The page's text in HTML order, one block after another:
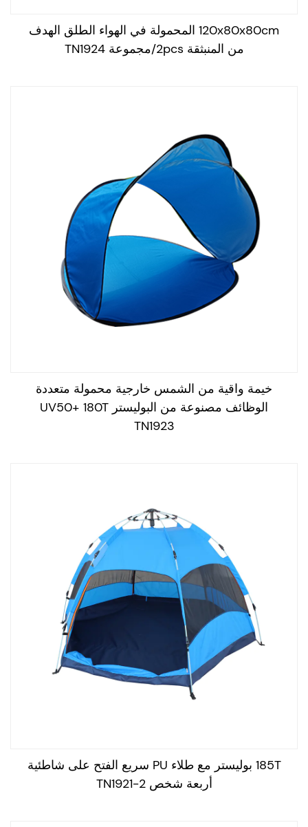
120x80x80cm المحمولة في الهواء الطلق الهدف
من المنبثقة 2pcs/مجموعة TN1924
خيمة واقية من الشمس خارجية محمولة متعددة
الوظائف مصنوعة من البوليستر UV50+ 180T
TN1923
185T بوليستر مع طلاء PU سريع الفتح على شاطئية
أربعة شخص TN1921-2